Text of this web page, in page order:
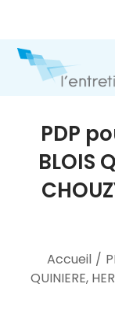
PDP
BLOIS
Accueil /
QUINIERE,